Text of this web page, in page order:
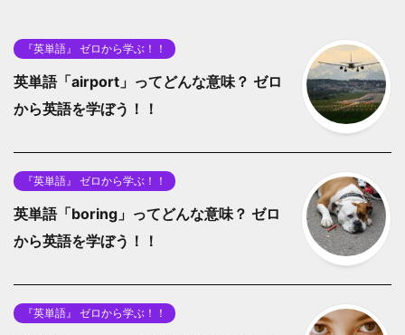
『英単語』 ゼロから学ぶ！！
英単語「airport」ってどんな意味？ ゼロ
から英語を学ぼう！！
『英単語』 ゼロから学ぶ！！
英単語「boring」ってどんな意味？ ゼロ
から英語を学ぼう！！
『英単語』 ゼロから学ぶ！！